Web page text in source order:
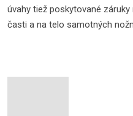
úvahy tiež poskytované
časti a na telo samotných